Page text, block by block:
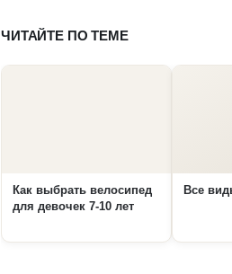
ЧИТАЙТЕ ПО ТЕМЕ
Как выбрать велосипед
для девочек 7-10 лет
Все